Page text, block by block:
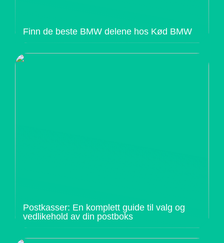
Finn de beste BMW delene hos Kød BMW
Postkasser: En komplett guide til valg og
vedlikehold av din postboks